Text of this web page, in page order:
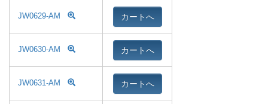
JW0629-AM カートへ
JW0630-AM カートへ
JW0631-AM カートへ